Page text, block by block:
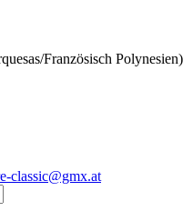
Französisch Polynesien)
classic@gmx.at